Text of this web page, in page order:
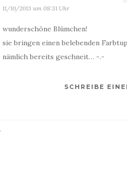
11/10/2013 um 08:31 Uhr
wunderschöne Blümchen!
sie bringen einen belebenden
nämlich bereits geschneit… -.-
SCHREIBE